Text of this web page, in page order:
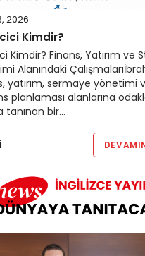
2026
Kimdir?
Kimdir? Finans, Yatırım ve
Alanındaki
yatırım, sermaye yönetimi
planlaması alanlarına
tanınan bir…